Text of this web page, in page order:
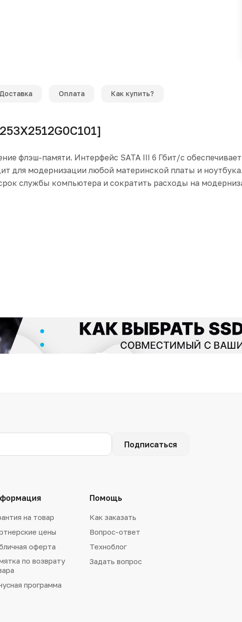
Доставка Оплата Как купить?
флэш-памяти. Интерфейс SATA III 6 Гбит/с
для модернизации любой материнской платы и
службы компьютера и сократить расходы на
Подписаться
на товар
цены
оферта
по возврату
программа
Помощь
Как заказать
Вопрос-ответ
Техноблог
Задать вопрос